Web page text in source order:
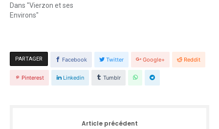
Dans "Vierzon et ses
Environs"
PARTAGER Facebook Twitter Google+ Reddit
Pinterest Linkedin Tumblr
Article précédent